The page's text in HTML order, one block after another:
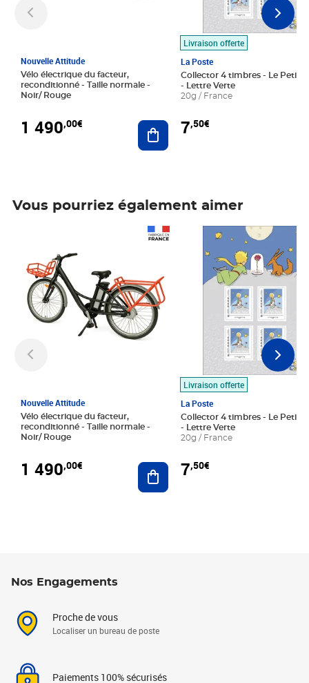
Nouvelle Attitude
Vélo électrique du facteur,
reconditionné - Taille normale -
Noir/ Rouge
1 490,00€ Ajouter au panier
Livraison offerte
La Poste
Collector 4 timbres - Le Petit
- Lettre Verte
20g / France
7,50€
Vous pourriez également aimer
Nouvelle Attitude
Vélo électrique du facteur,
reconditionné - Taille normale -
Noir/ Rouge
1 490,00€ Ajouter au panier
Livraison offerte
La Poste
Collector 4 timbres - Le Petit
- Lettre Verte
20g / France
7,50€
Prix 7,50€
Nos Engagements
Proche de vous
Localiser un bureau de poste
Paiements 100% sécurisés